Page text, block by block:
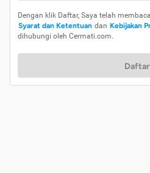
Dengan klik Daftar, Saya telah
Syarat dan Ketentuan dan Kebijakan
dihubungi oleh Cermati.com.
Daftar